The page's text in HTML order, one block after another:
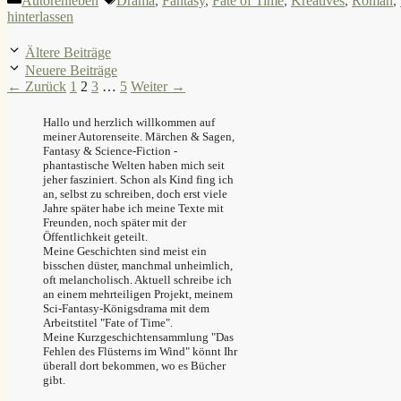
hinterlassen
Ältere Beiträge
Neuere Beiträge
← Zurück Seite
1 Seite
2 Seite
3 … Seite
5 Weiter →
Hallo und herzlich willkommen auf
meiner Autorenseite. Märchen & Sagen,
Fantasy & Science-Fiction -
phantastische Welten haben mich seit
jeher fasziniert. Schon als Kind fing ich
an, selbst zu schreiben, doch erst viele
Jahre später habe ich meine Texte mit
Freunden, noch später mit der
Öffentlichkeit geteilt.
Meine Geschichten sind meist ein
bisschen düster, manchmal unheimlich,
oft melancholisch. Aktuell schreibe ich
an einem mehrteiligen Projekt, meinem
Sci-Fantasy-Königsdrama mit dem
Arbeitstitel "Fate of Time".
Meine Kurzgeschichtensammlung "Das
Fehlen des Flüsterns im Wind" könnt Ihr
überall dort bekommen, wo es Bücher
gibt.